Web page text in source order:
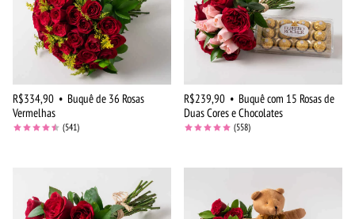
R$334,90 • Buquê de 36 Rosas
Vermelhas
(541)
R$239,90 • Buquê com 15 Rosas de
Duas Cores e Chocolates
(558)